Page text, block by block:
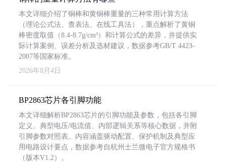
本文详细介绍了铜棒和黄铜棒重量的三种常用计算方法
（理论公式法、查表法、在线工具法），重点解析了黄铜
棒密度取值（8.4-8.7g/cm³）和计算公式的差异，并提供实
际计算案例、误差分析及选材建议，数据参考GB/T 4423-
2007等国家标准。
2026年8月4日
BP2863芯片各引脚功能
本文详细解析BP2863芯片的引脚功能及参数，包括各引脚
定义、典型电压/电流值、内部逻辑关系等核心数据，并附
引脚参数对照表。内容涵盖驱动配置、保护机制及典型应
用电路设计要点，数据参考自杭州士兰微电子官方规格书
（版本V1.2）。